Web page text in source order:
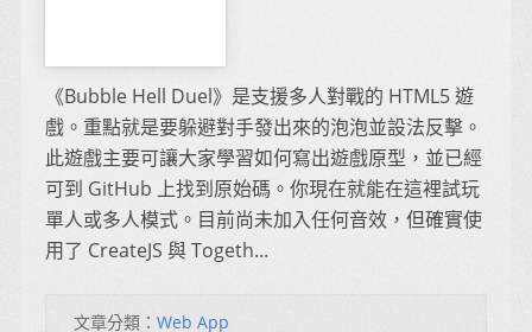
《Bubble Hell Duel》是支援多人對戰的 HTML5 遊
戲。重點就是要躲避對手發出來的泡泡並設法反擊。
此遊戲主要可讓大家學習如何寫出遊戲原型，並已經
可到 GitHub 上找到原始碼。你現在就能在這裡試玩
單人或多人模式。目前尚未加入任何音效，但確實使
用了 CreateJS 與 Togeth...
文章分類： Web App